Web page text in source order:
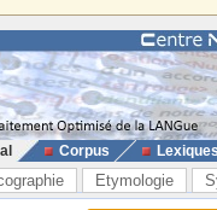
Corpus
Etymologie